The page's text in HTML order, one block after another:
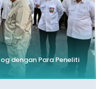
dengan Para Peneliti